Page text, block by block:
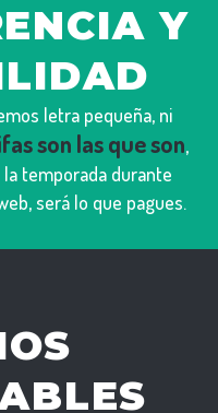
Y
letra pequeña, ni
son las que son,
temporada durante
será lo que pagues.